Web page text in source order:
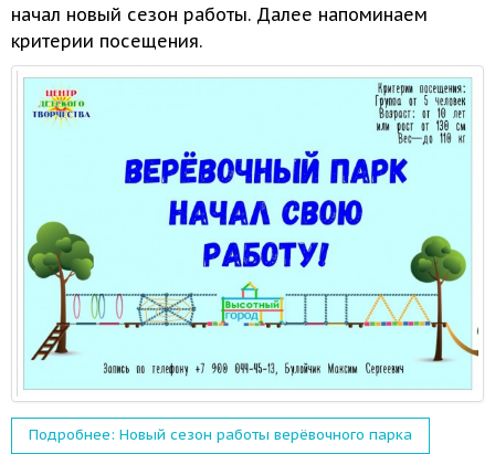
начал новый сезон работы. Далее напоминаем
критерии посещения.
Подробнее: Новый сезон работы верёвочного парка